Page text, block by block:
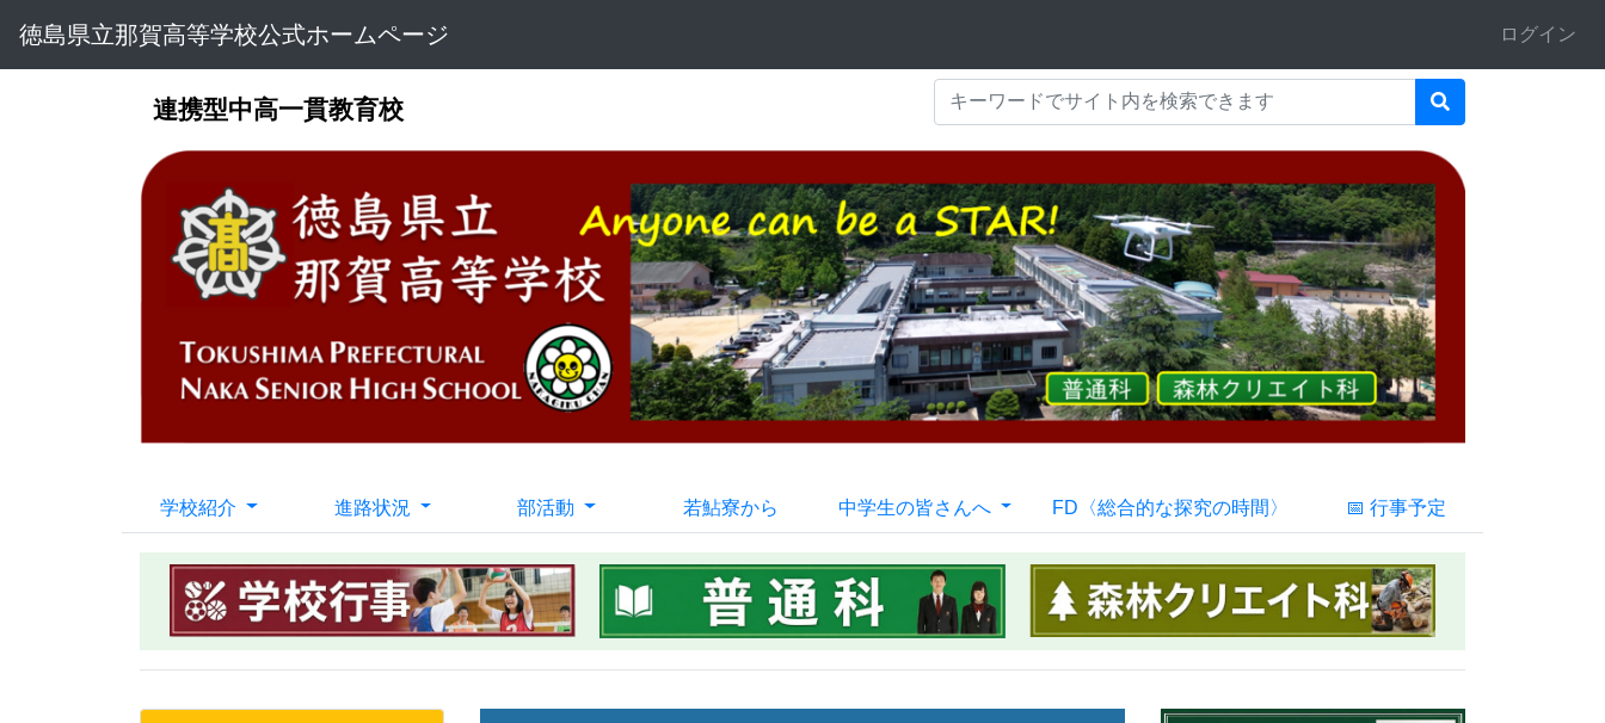
徳島県立那賀高等学校公式ホームページ ログイン
連携型中高一貫教育校
学校紹介 進路状況 部活動 若鮎寮から 中学生の皆さんへ FD〈総合的な探究の時間〉 📅 行事予定